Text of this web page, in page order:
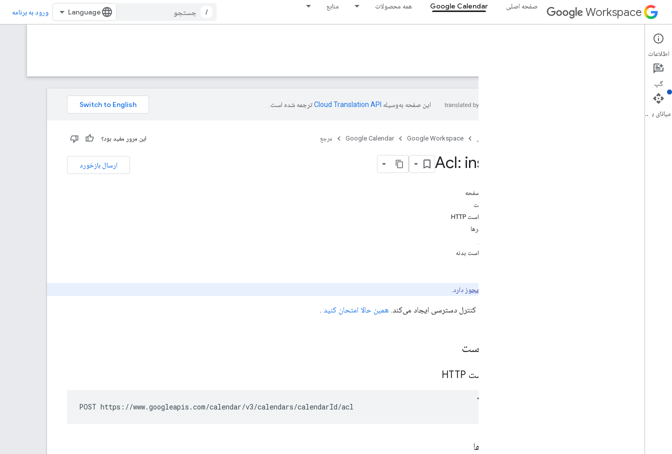
Workspace صفحه اصلی Google Calendar همه محصولات منابع
/ ورود به برنامه
Google Calendar
نمای کلی
این صفحه به‌وسیله ترجمه شده است.
صفحه اصلی Google Workspace
Google Calendar مرجع این مرور مفید بود؟
ارسال بازخورد Acl: insert
در این صفحه
درخواست
درخواست HTTP
پارامترها
درخواست بدنه
مجوز دارد.
یک قانون کنترل دسترسی ایجاد می‌کند. همین حالا امتحان کنید .
درخواست
درخواست HTTP
POST https://www.googleapis.com/calendar/v3/calendars/calendarId/acl
پارامترها
اطلاعات
گپ
میانای برنامه‌سازی کاربردی